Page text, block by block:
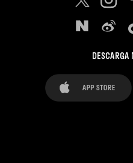
DESCARGA